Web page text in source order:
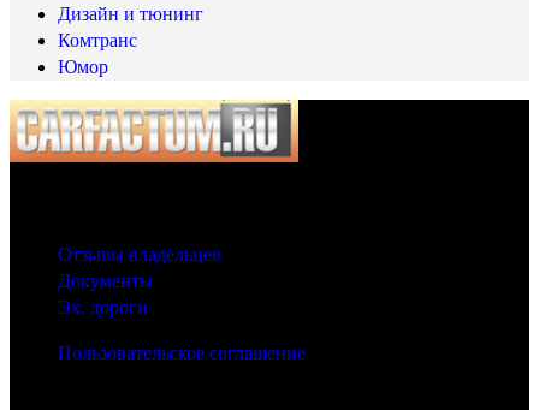
Дизайн и тюнинг
Комтранс
Юмор
Отзывы владельцев
Документы
Эх, дороги
Пользовательское соглашение